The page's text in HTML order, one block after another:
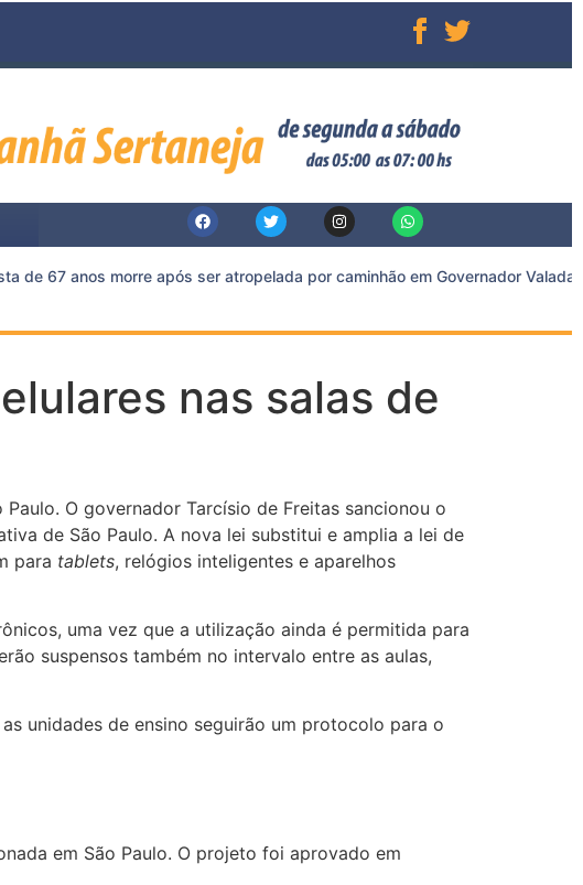
67 anos morre após ser atropelada por caminhão em Governador Valadares
nas salas de
O governador Tarcísio de Freitas sancionou o
de São Paulo. A nova lei substitui e amplia a lei de
para tablets, relógios inteligentes e aparelhos
uma vez que a utilização ainda é permitida para
suspensos também no intervalo entre as aulas,
unidades de ensino seguirão um protocolo para o
em São Paulo. O projeto foi aprovado em